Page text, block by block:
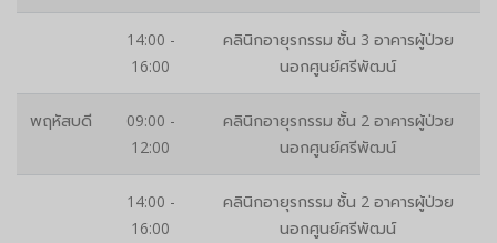
14:00 -
16:00
คลินิกอายุรกรรม ชั้น 3 อาคารผู้ป่วย
นอกศูนย์ศรีพัฒน์
พฤหัสบดี
09:00 -
12:00
คลินิกอายุรกรรม ชั้น 2 อาคารผู้ป่วย
นอกศูนย์ศรีพัฒน์
14:00 -
16:00
คลินิกอายุรกรรม ชั้น 2 อาคารผู้ป่วย
นอกศูนย์ศรีพัฒน์